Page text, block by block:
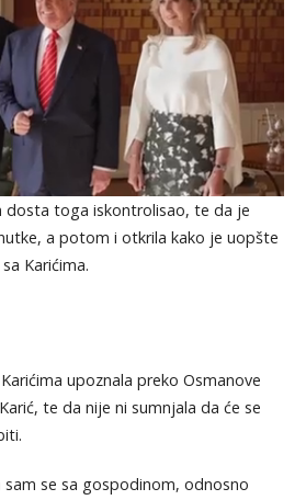
dosta toga iskontrolisao, te da je
a potom i otkrila kako je uopšte
Karićima.
upoznala preko Osmanove
te da nije ni sumnjala da će se
sam se sa gospodinom, odnosno